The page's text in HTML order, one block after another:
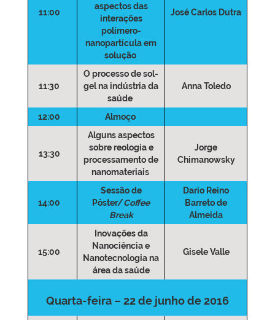
11:00
aspectos das
interações
polímero-
nanopartícula em
solução
José Carlos Dutra
11:30
O processo de sol-
gel na indústria da
saúde
Anna Toledo
12:00 Almoço
13:30
Alguns aspectos
sobre reologia e
processamento de
nanomateriais
Jorge
Chimanowsky
14:00
Sessão de
Pôster/Coffee
Break
Dario Reino
Barreto de
Almeida
15:00
Inovações da
Nanociência e
Nanotecnologia na
área da saúde
Gisele Valle
Quarta-feira – 22 de junho de 2016